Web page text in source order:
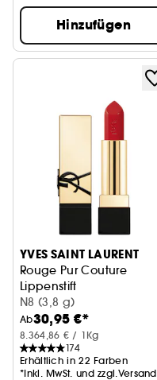
Hinzufügen
YVES SAINT LAURENT
Rouge Pur Couture
Lippenstift
N8 (3,8 g)
Ab30,95 €*
8.364,86 € / 1Kg
174
Erhältlich in 22 Farben
*Inkl. MwSt. und zzgl.Versand